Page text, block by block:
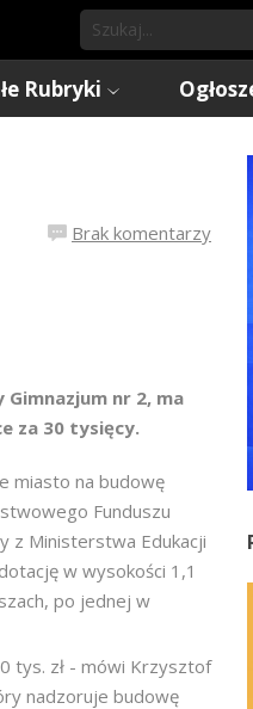
Rubryki
Brak komentarzy
nr 2, ma
za 30 tysięcy.
miasto na budowę
Funduszu
z Ministerstwa Edukacji
w wysokości 1,1
po jednej w
tys. zł - mówi Krzysztof
nadzoruje budowę